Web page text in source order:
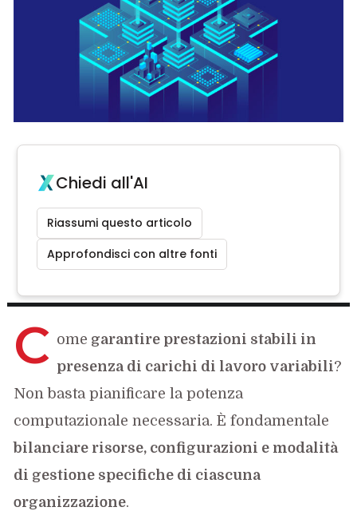
Chiedi all'AI
Riassumi questo articolo
Approfondisci con altre fonti
C ome garantire prestazioni stabili in
presenza di carichi di lavoro variabili?
Non basta pianificare la potenza
computazionale necessaria. È fondamentale
bilanciare risorse, configurazioni e modalità
di gestione specifiche di ciascuna
organizzazione.